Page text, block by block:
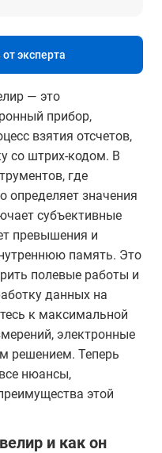
эксперта
— это
прибор,
взятия отсчетов,
со штрих-кодом. В
где
определяет значения
субъективные
превышения и
память. Это
полевые работы и
данных на
к максимальной
электронные
решением. Теперь
нюансы,
этой
и как он